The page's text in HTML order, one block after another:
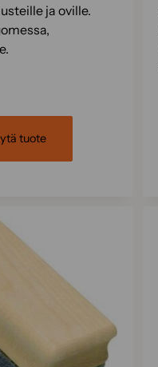
ja oville.
tuote